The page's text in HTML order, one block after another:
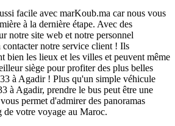
facile avec marKoub.ma car nous vous
à la dernière étape. Avec des
notre site web et notre personnel
contacter notre service client ! Ils
bien les lieux et les villes et peuvent même
siège pour profiter des plus belles
à Agadir ! Plus qu'un simple véhicule
à Agadir, prendre le bus peut être une
permet d'admirer des panoramas
votre voyage au Maroc.